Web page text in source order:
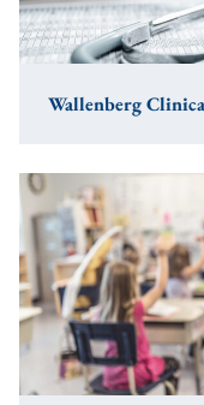
Wallenberg